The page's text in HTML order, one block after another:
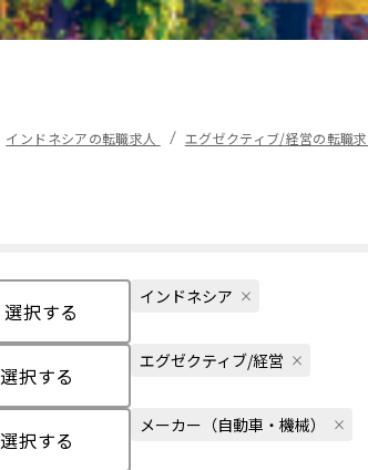
インドネシアの転職求人 エグゼクティブ/経営の転職求
選択する
インドネシア
選択する
エグゼクティブ/経営
選択する
メーカー（自動車・機械）